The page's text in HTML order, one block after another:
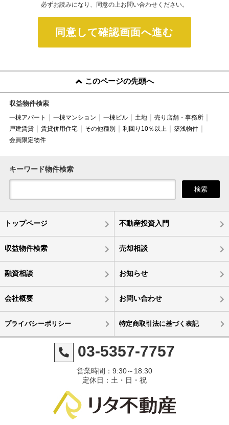
必ずお読みになり、同意の上お問い合わせください。
同意して確認画面へ進む
このページの先頭へ
収益物件検索
一棟アパート 一棟マンション 一棟ビル 土地
売り店舗・事務所
戸建賃貸
賃貸併用住宅 その他種別 利回り10％以上
築浅物件
会員限定物件
キーワード物件検索
検索
トップページ 不動産投資入門
収益物件検索 売却相談
融資相談 お知らせ
会社概要 お問い合わせ
プライバシーポリシー 特定商取引法に基づく表記
03-5357-7757
営業時間：9:30～18:30
定休日：土・日・祝